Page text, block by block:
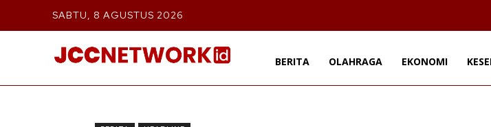
SABTU, 8 AGUSTUS 2026
BERITA OLAHRAGA EKONOMI